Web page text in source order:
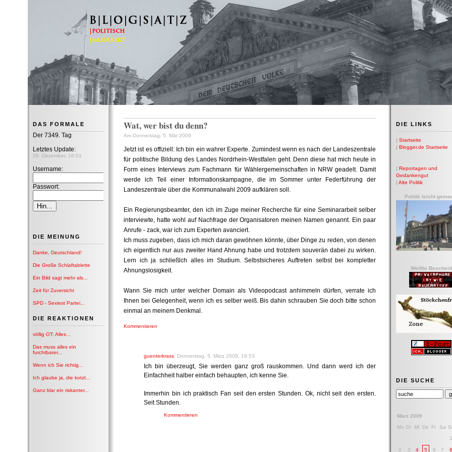
DAS FORMALE
Der 7349. Tag
Letztes Update:
29. Dezember, 18:01
Username:
Passwort:
DIE MEINUNG
Danke, Deutschland!
Die Große Schlaftablette
Ein Bild sagt mehr als...
Zeit für Zuversicht
SPD - Sexiest Partei...
DIE REAKTIONEN
völlig OT: Alles...
Das muss alles ein
furchtbarer...
Wenn ich Sie richtig...
Ich glaube ja, die kotzt...
Ganz klar ein riskanter...
Wat, wer bist du denn?
Am Donnerstag, 5. Mär 2009
Jetzt ist es offiziell: Ich bin ein wahrer Experte. Zumindest wenn es nach der Landeszentrale
für politische Bildung des Landes Nordrhein-Westfalen geht. Denn diese hat mich heute in
Form eines Interviews zum Fachmann für Wählergemeinschaften in NRW geadelt. Damit
werde ich Teil einer Informationskampagne, die im Sommer unter Federführung der
Landeszentrale über die Kommunalwahl 2009 aufklären soll.
Ein Regierungsbeamter, den ich im Zuge meiner Recherche für eine Seminararbeit selber
interviewte, hatte wohl auf Nachfrage der Organisatoren meinen Namen genannt. Ein paar
Anrufe - zack, war ich zum Experten avanciert.
Ich muss zugeben, dass ich mich daran gewöhnen könnte, über Dinge zu reden, von denen
ich eigentlich nur aus zweiter Hand Ahnung habe und trotzdem souverän dabei zu wirken.
Lern ich ja schließlch alles im Studium. Selbstsicheres Auftreten selbst bei kompletter
Ahnungslosigkeit.
Wann Sie mich unter welcher Domain als Videopodcast anhimmeln dürfen, verrate ich
Ihnen bei Gelegenheit, wenn ich es selber weiß. Bis dahin schrauben Sie doch bitte schon
einmal an meinem Denkmal.
Kommentieren
guenterkrass , Donnerstag, 5. März 2009, 19:53
Ich bin überzeugt, Sie werden ganz groß rauskommen. Und dann werd ich der
Einfachheit halber einfach behaupten, ich kenne Sie.
Immerhin bin ich praktisch Fan seit den ersten Stunden. Ok, nicht seit den ersten.
Seit Stunden.
Kommentieren
DIE LINKS
| Startseite
| Blogger.de Startseite
| Reportagen und
Gedankengut
| Alte Politik
Politik leicht
Weißte Bescheid
DIE SUCHE
März 2009
Mo Di Mi Do Fr Sa
2 3 4 5 6 7